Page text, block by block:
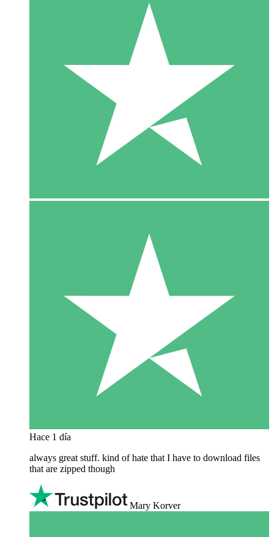
Hace 1 día
always great stuff. kind of hate that I have to download files
that are zipped though
Mary Korver